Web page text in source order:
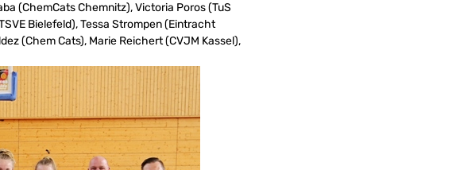
(ChemCats Chemnitz), Victoria Poros (TuS
Bielefeld), Tessa Strompen (Eintracht
(Chem Cats), Marie Reichert (CVJM Kassel),